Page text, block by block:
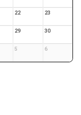
22 23
29 30
5 6